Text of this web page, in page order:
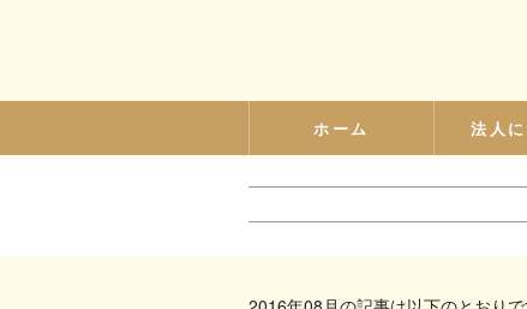
ホーム 法人